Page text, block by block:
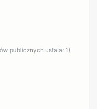
publicznych ustala: 1)